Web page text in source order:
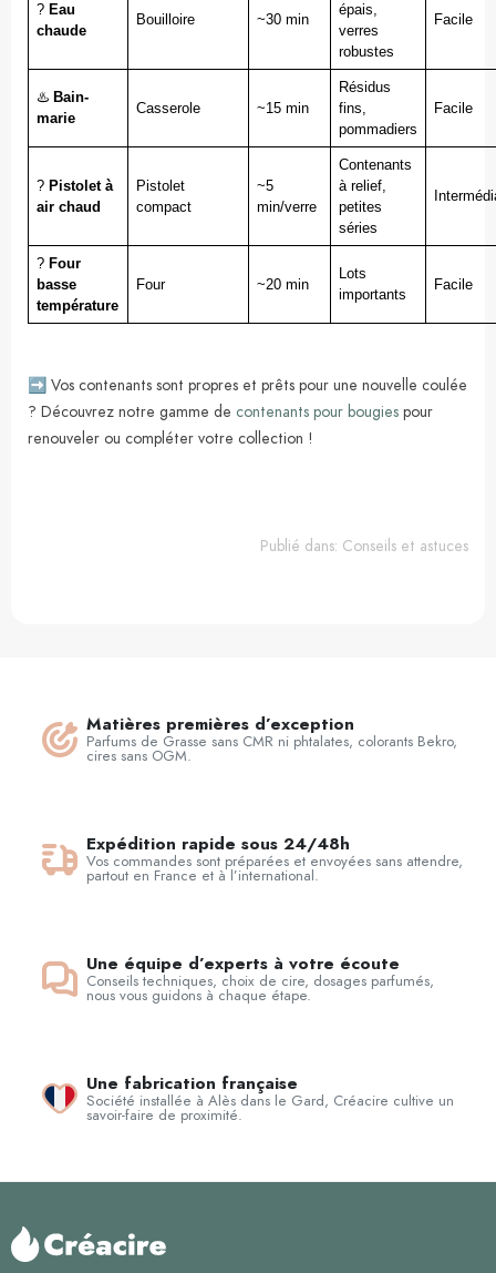
? Eau
chaude
Bouilloire ~30 min
épais,
verres
robustes
Facile
♨️ Bain-
marie
Casserole ~15 min
Résidus
fins,
pommadiers
Facile
? Pistolet à
air chaud
Pistolet
compact
~5
min/verre
Contenants
à relief,
petites
séries
?️ Four
basse
température
Four ~20 min
Lots
importants
Facile
➡️ Vos contenants sont propres et prêts pour une nouvelle coulée
? Découvrez notre gamme de contenants pour bougies pour
renouveler ou compléter votre collection !
Publié dans: Conseils et astuces
Matières premières d’exception
Parfums de Grasse sans CMR ni phtalates, colorants Bekro,
cires sans OGM.
Expédition rapide sous 24/48h
Vos commandes sont préparées et envoyées sans attendre,
partout en France et à l’international.
Une équipe d’experts à votre écoute
Conseils techniques, choix de cire, dosages parfumés,
nous vous guidons à chaque étape.
Une fabrication française
Société installée à Alès dans le Gard, Créacire cultive un
savoir-faire de proximité.